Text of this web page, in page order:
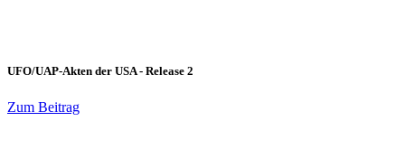
UFO/UAP-Akten der USA - Release 2
Zum Beitrag